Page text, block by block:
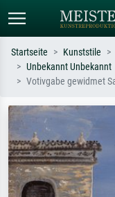
Sternennacht,
Hokusai, Akt.
Startseite Kunststile
Unbekannt Unbekannt
Votivgabe gewidmet